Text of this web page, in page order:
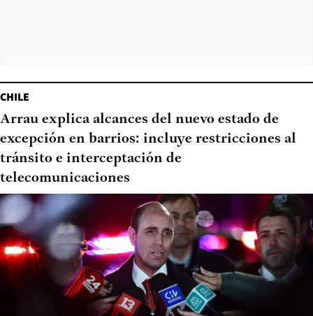
CHILE
Arrau explica alcances del nuevo estado de
excepción en barrios: incluye restricciones al
tránsito e interceptación de
telecomunicaciones